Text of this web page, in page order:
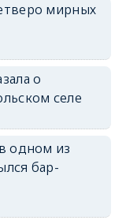
erid: 2SDnjdvhGXG
мирных
о
селе
одном из
бар-